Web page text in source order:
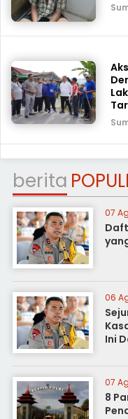
berita
07
06
Ini
07
8